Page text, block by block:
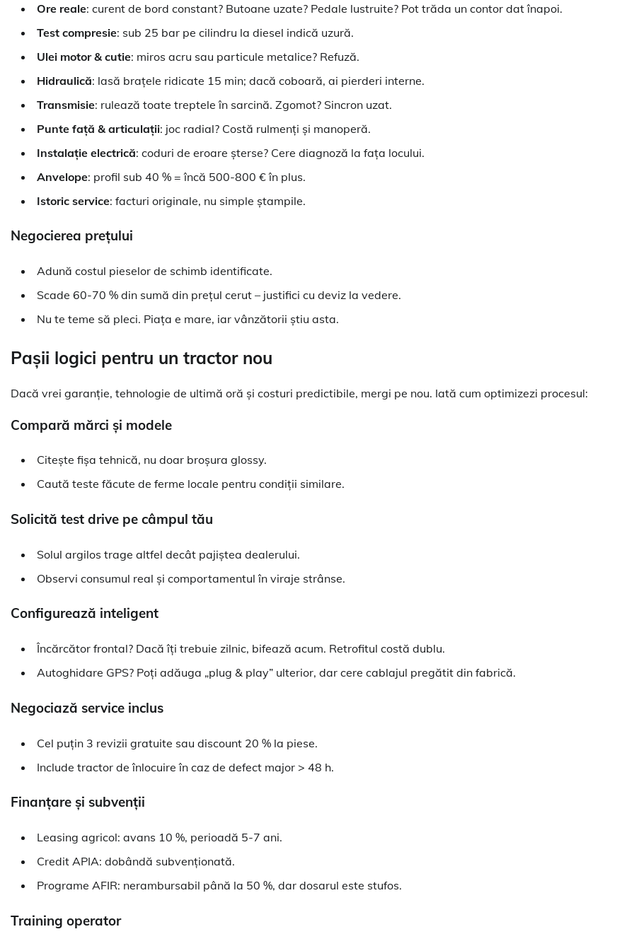
Ore reale: curent de bord constant? Butoane uzate? Pedale lustruite? Pot trăda un contor dat înapoi.
Test compresie: sub 25 bar pe cilindru la diesel indică uzură.
Ulei motor & cutie: miros acru sau particule metalice? Refuză.
Hidraulică: lasă brațele ridicate 15 min; dacă coboară, ai pierderi interne.
Transmisie: rulează toate treptele în sarcină. Zgomot? Sincron uzat.
Punte față & articulații: joc radial? Costă rulmenți și manoperă.
Instalație electrică: coduri de eroare șterse? Cere diagnoză la fața locului.
Anvelope: profil sub 40 % = încă 500-800 € în plus.
Istoric service: facturi originale, nu simple ștampile.
Negocierea prețului
Adună costul pieselor de schimb identificate.
Scade 60-70 % din sumă din prețul cerut – justifici cu deviz la vedere.
Nu te teme să pleci. Piața e mare, iar vânzătorii știu asta.
Pașii logici pentru un tractor nou
Dacă vrei garanție, tehnologie de ultimă oră și costuri predictibile, mergi pe nou. Iată cum optimizezi procesul:
Compară mărci și modele
Citește fișa tehnică, nu doar broșura glossy.
Caută teste făcute de ferme locale pentru condiții similare.
Solicită test drive pe câmpul tău
Solul argilos trage altfel decât pajiștea dealerului.
Observi consumul real și comportamentul în viraje strânse.
Configurează inteligent
Încărcător frontal? Dacă îți trebuie zilnic, bifează acum. Retrofitul costă dublu.
Autoghidare GPS? Poți adăuga „plug & play” ulterior, dar cere cablajul pregătit din fabrică.
Negociază service inclus
Cel puțin 3 revizii gratuite sau discount 20 % la piese.
Include tractor de înlocuire în caz de defect major > 48 h.
Finanțare și subvenții
Leasing agricol: avans 10 %, perioadă 5-7 ani.
Credit APIA: dobândă subvenționată.
Programe AFIR: nerambursabil până la 50 %, dar dosarul este stufos.
Training operator